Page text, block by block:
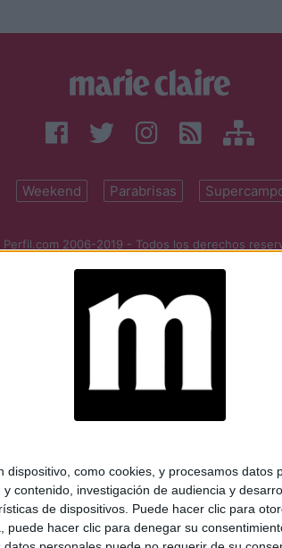
como cookies, y procesamos
contenido, investigación de audiencia y
de dispositivos. Puede hacer clic para
hacer clic para denegar su
Weekend Parabrisas
2006-2019 - Todos los derechos
perfilcom@perfil.com| Propietario: Diario Perfil